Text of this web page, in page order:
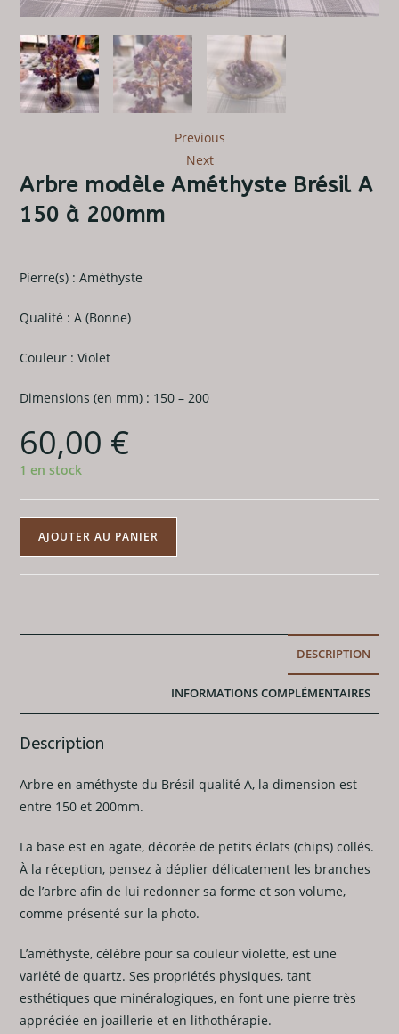
Previous
Next
Arbre modèle Améthyste Brésil A
150 à 200mm
Pierre(s) : Améthyste
Qualité : A (Bonne)
Couleur : Violet
Dimensions (en mm) : 150 – 200
60,00 €
1 en stock
Arbre
Brésil
AJOUTER AU PANIER
DESCRIPTION
INFORMATIONS COMPLÉMENTAIRES
Description
Arbre en améthyste du Brésil qualité A, la dimension est
entre 150 et 200mm.
La base est en agate, décorée de petits éclats (chips) collés.
À la réception, pensez à déplier délicatement les branches
de l’arbre afin de lui redonner sa forme et son volume,
comme présenté sur la photo.
L’améthyste, célèbre pour sa couleur violette, est une
variété de quartz. Ses propriétés physiques, tant
esthétiques que minéralogiques, en font une pierre très
appréciée en joaillerie et en lithothérapie.